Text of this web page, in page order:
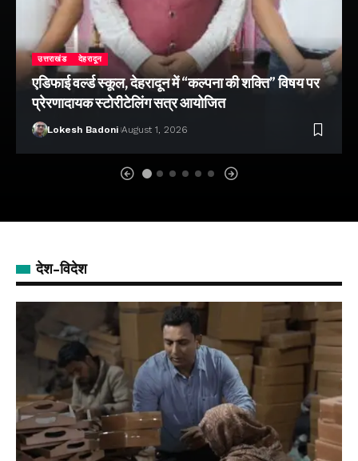
उत्तराखंड देहरादून
एडिफाई वर्ल्ड स्कूल, देहरादून में “कल्पना की शक्ति” विषय पर
प्रेरणादायक स्टोरीटेलिंग सत्र आयोजित
Lokesh Badoni August 1, 2026
देश-विदेश